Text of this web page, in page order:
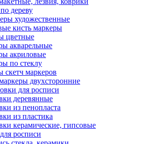
дереву
художественные
кисть маркеры
цветные
акварельные
акриловые
по стеклу
скетч маркеров
двухсторонние
для росписи
деревянные
из пенопласта
из пластика
керамические, гипсовые
росписи